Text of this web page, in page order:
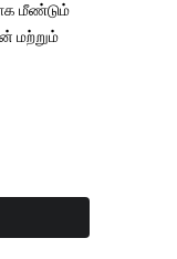
மீண்டும்
மற்றும்